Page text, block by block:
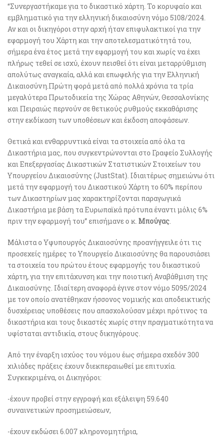
“Συνεργαστήκαμε για το δικαστικό χάρτη. Το κορυφαίο και
εμβληματικό για την ελληνική δικαιοσύνη νόμο 5108/2024.
Αν και οι δικηγόροι στην αρχή ήταν επιφυλακτικοί για την
εφαρμογή του Χάρτη και την αποτελεσματικότητά του,
σήμερα ένα έτος μετά την εφαρμογή του και χωρίς να έχει
πλήρως τεθεί σε ισχύ, έχουν πεισθεί ότι είναι μεταρρύθμιση
απολύτως αναγκαία, αλλά και επωφελής για την Ελληνική
Δικαιοσύνη.Πρώτη φορά μετά από πολλά χρόνια τα τρία
μεγαλύτερα Πρωτοδικεία της Χώρας Αθηνών, Θεσσαλονίκης
και Πειραιώς περνούν σε θετικούς ρυθμούς εκκαθάρισης
στην εκδίκαση των υποθέσεων και έκδοση αποφάσεων.
Θετικά και ενθαρρυντικά είναι τα στοιχεία από όλα τα
Δικαστήρια μας, που συγκεντρώνονται στο Γραφείο Συλλογής
και Επεξεργασίας Δικαστικών Στατιστικών Στοιχείων του
Υπουργείου Δικαιοσύνης (JustStat). Ιδιαιτέρως σημειώνω ότι
μετά την εφαρμογή του Δικαστικού Χάρτη το 60% περίπου
των Δικαστηρίων μας χαρακτηρίζονται παραγωγικά
Δικαστήρια με βάση τα Ευρωπαϊκά πρότυπα έναντι μόλις 6%
πριν την εφαρμογή του” επισήμανε ο κ. Μπούγας
Μάλιστα ο Υφυπουργός Δικαιοσύνης προανήγγειλε ότι τις
προσεχείς ημέρες το Υπουργείο Δικαιοσύνης θα παρουσιάσει
τα στοιχεία του πρώτου έτους εφαρμογής του δικαστικού
χάρτη, για την επιτάχυνση και την ποιοτική Αναβάθμιση της
Δικαιοσύνης. Ιδιαίτερη αναφορά έγινε στον νόμο 5095/2024
με τον οποίο ανατέθηκαν ήσσονος νομικής και αποδεικτικής
δυσχέρειας υποθέσεις που απασχολούσαν μέχρι πρότινος τα
δικαστήρια και τους δικαστές χωρίς στην πραγματικότητα να
υφίσταται αντιδικία, στους δικηγόρους.
Από την έναρξη ισχύος του νόμου έως σήμερα σχεδόν 300
χιλιάδες πράξεις έχουν διεκπεραιωθεί με επιτυχία.
Συγκεκριμένα, οι Δικηγόροι:
-έχουν προβεί στην εγγραφή και εξάλειψη 59.640
συναινετικών προσημειώσεων,
-έχουν εκδώσει 6.007 κληρονομητήρια,